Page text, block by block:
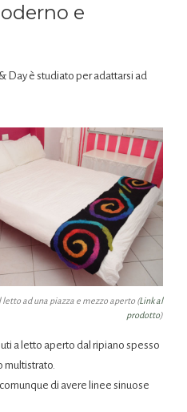
e
Day è studiato per adattarsi ad
letto ad una piazza e mezzo aperto (Link al
prodotto)
a letto aperto dal ripiano spesso
multistrato.
di avere linee sinuose